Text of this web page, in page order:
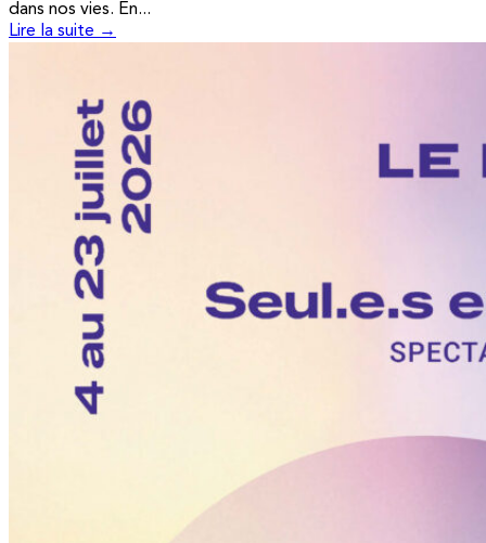
dans nos vies. En...
Lire la suite →